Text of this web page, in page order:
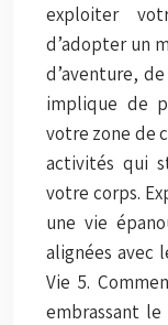
exploiter
d’adopter un
d’aventure,
implique de
votre zone de
activités qui
votre corps.
une vie
alignées avec
Vie 5.
embrassant